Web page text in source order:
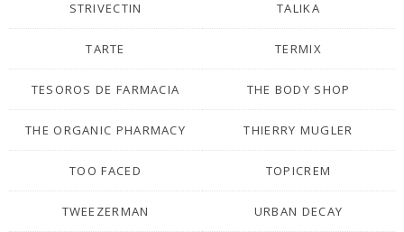
STRIVECTIN TALIKA
TARTE TERMIX
TESOROS DE FARMACIA THE BODY SHOP
THE ORGANIC PHARMACY THIERRY MUGLER
TOO FACED TOPICREM
TWEEZERMAN URBAN DECAY